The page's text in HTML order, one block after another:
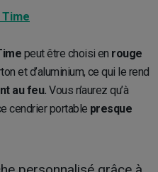
peut être choisi en rouge
et d’aluminium, ce qui le rend
au feu. Vous n’aurez qu’à
cendrier portable presque